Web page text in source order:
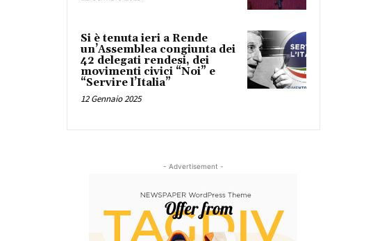
Si è tenuta ieri a Rende
un’Assemblea congiunta dei
42 delegati rendesi, dei
movimenti civici “Noi” e
“Servire l’Italia”
12 Gennaio 2025
- Advertisement -